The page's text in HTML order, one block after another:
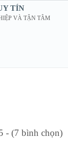
TÍN
VÀ TẬN TÂM
- (7 bình chọn)